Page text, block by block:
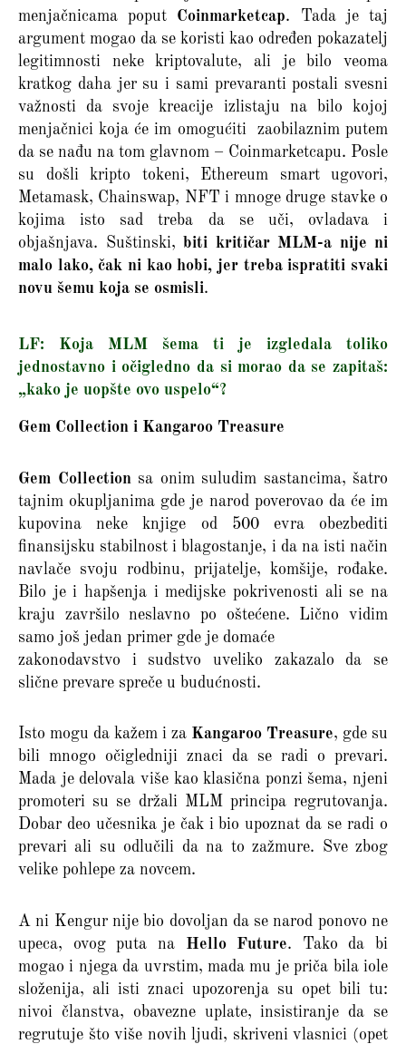
menjačnicama poput Coinmarketcap. Tada je taj
argument mogao da se koristi kao određen pokazatelj
legitimnosti neke kriptovalute, ali je bilo veoma
kratkog daha jer su i sami prevaranti postali svesni
važnosti da svoje kreacije izlistaju na bilo kojoj
menjačnici koja će im omogućiti zaobilaznim putem
da se nađu na tom glavnom – Coinmarketcapu. Posle
su došli kripto tokeni, Ethereum smart ugovori,
Metamask, Chainswap, NFT i mnoge druge stavke o
kojima isto sad treba da se uči, ovladava i
objašnjava. Suštinski,
biti kritičar MLM-a nije ni
malo lako, čak ni kao hobi, jer treba ispratiti svaki
novu šemu koja se osmisli.
LF: Koja MLM šema ti je izgledala toliko
jednostavno i očigledno da si morao da se zapitaš:
„kako je uopšte ovo uspelo“?
Gem Collection i Kangaroo Treasure
Gem Collection sa onim suludim sastancima, šatro
tajnim okupljanima gde je narod poverovao da će im
kupovina neke knjige od 500 evra obezbediti
finansijsku stabilnost i blagostanje, i da na isti način
navlače svoju rodbinu, prijatelje, komšije, rođake.
Bilo je i hapšenja i medijske pokrivenosti ali se na
kraju završilo neslavno po oštećene. Lično vidim
samo još jedan primer gde je domaće
zakonodavstvo i sudstvo uveliko zakazalo da se
slične prevare spreče u budućnosti.
Isto mogu da kažem i za Kangaroo Treasure, gde su
bili mnogo očigledniji znaci da se radi o prevari.
Mada je delovala više kao klasična ponzi šema, njeni
promoteri su se držali MLM principa regrutovanja.
Dobar deo učesnika je čak i bio upoznat da se radi o
prevari ali su odlučili da na to zažmure. Sve zbog
velike pohlepe za novcem.
A ni Kengur nije bio dovoljan da se narod ponovo ne
upeca, ovog puta na
Hello Future. Tako da bi
mogao i njega da uvrstim, mada mu je priča bila iole
složenija, ali isti znaci upozorenja su opet bili tu:
nivoi članstva, obavezne uplate, insistiranje da se
regrutuje što više novih ljudi, skriveni vlasnici (opet